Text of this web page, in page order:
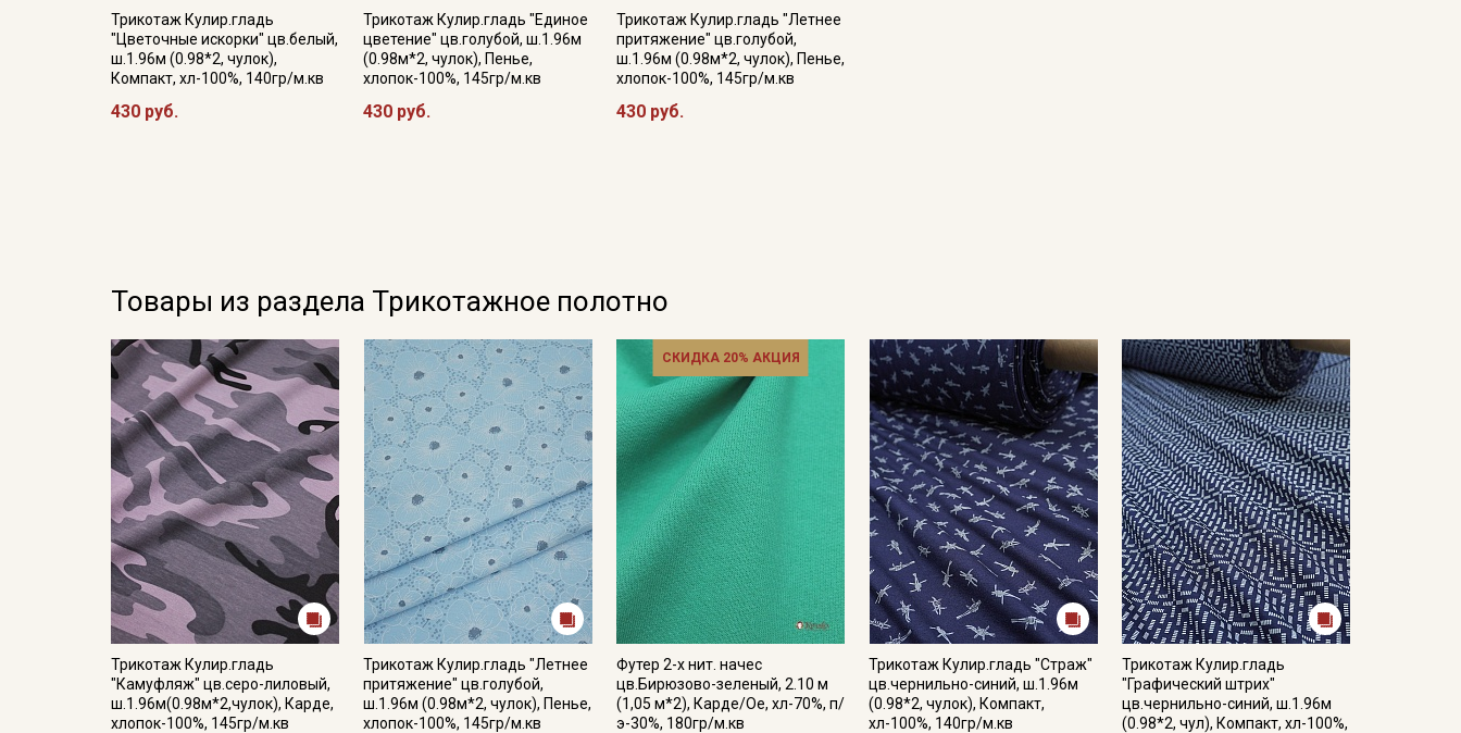
Трикотаж Кулир.гладь
"Цветочные искорки" цв.белый,
ш.1.96м (0.98*2, чулок),
Компакт, хл-100%, 140гр/м.кв
430 руб.
Трикотаж Кулир.гладь "Единое
цветение" цв.голубой, ш.1.96м
(0.98м*2, чулок), Пенье,
хлопок-100%, 145гр/м.кв
430 руб.
Трикотаж Кулир.гладь "Летнее
притяжение" цв.голубой,
ш.1.96м (0.98м*2, чулок), Пенье,
хлопок-100%, 145гр/м.кв
430 руб.
Товары из раздела Трикотажное полотно
Трикотаж Кулир.гладь
"Камуфляж" цв.серо-лиловый,
ш.1.96м(0.98м*2,чулок), Карде,
хлопок-100%, 145гр/м.кв
Трикотаж Кулир.гладь "Летнее
притяжение" цв.голубой,
ш.1.96м (0.98м*2, чулок), Пенье,
хлопок-100%, 145гр/м.кв
СКИДКА 20% АКЦИЯ
Футер 2-х нит. начес
цв.Бирюзово-зеленый, 2.10 м
(1,05 м*2), Карде/Ое, хл-70%, п/
э-30%, 180гр/м.кв
Трикотаж Кулир.гладь "Страж"
цв.чернильно-синий, ш.1.96м
(0.98*2, чулок), Компакт,
хл-100%, 140гр/м.кв
Трикотаж Кулир.гладь
"Графический штрих"
цв.чернильно-синий, ш.1.96м
(0.98*2, чул), Компакт, хл-100%,
Подписаться